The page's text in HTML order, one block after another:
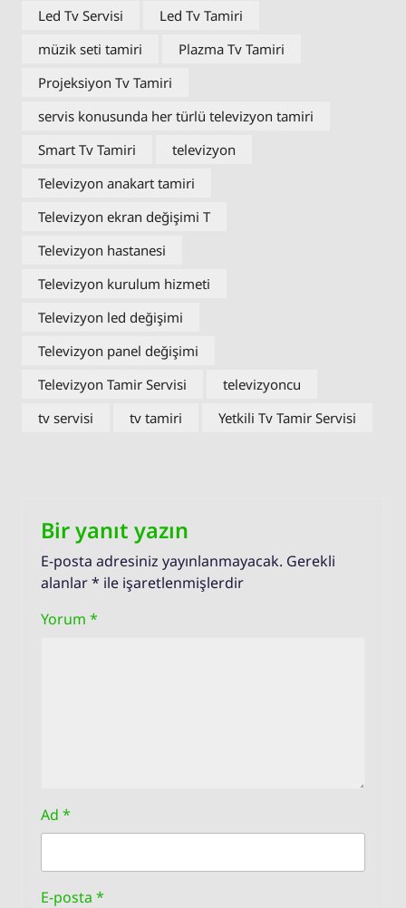
Led Tv Servisi
Led Tv Tamiri
müzik seti tamiri
Plazma Tv Tamiri
Projeksiyon Tv Tamiri
servis konusunda her türlü televizyon tamiri
Smart Tv Tamiri
televizyon
Televizyon anakart tamiri
Televizyon ekran değişimi T
Televizyon hastanesi
Televizyon kurulum hizmeti
Televizyon led değişimi
Televizyon panel değişimi
Televizyon Tamir Servisi
televizyoncu
tv servisi
tv tamiri Yetkili Tv Tamir Servisi
Bir yanıt yazın
E-posta adresiniz yayınlanmayacak. Gerekli
alanlar* ile işaretlenmişlerdir
Yorum *
Ad *
E-posta *